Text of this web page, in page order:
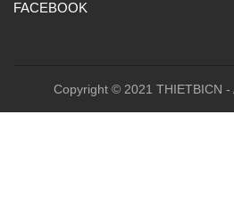
FACEBOOK
Copyright © 2021 THIETBICN -